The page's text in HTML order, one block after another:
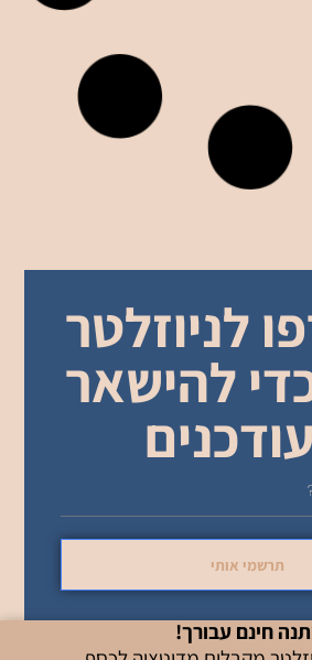
כסף – מסע תודעתי
וחופש
הוא רק חלק קטן מהתמונה?ומה